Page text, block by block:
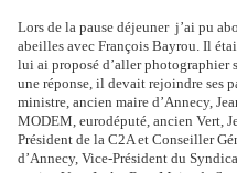
Lors de la pause déjeuner j’ai pu
abeilles avec François Bayrou. Il
lui ai proposé d’aller photographier
une réponse, il devait rejoindre ses
ministre, ancien maire d’Annecy,
MODEM, eurodéputé, ancien Vert,
Président de la C2A et Conseiller
d’Annecy, Vice-Président du